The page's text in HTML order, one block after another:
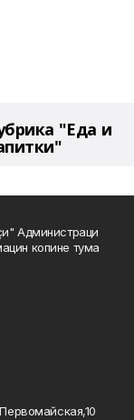
"Еда и
Администраци
копине тума